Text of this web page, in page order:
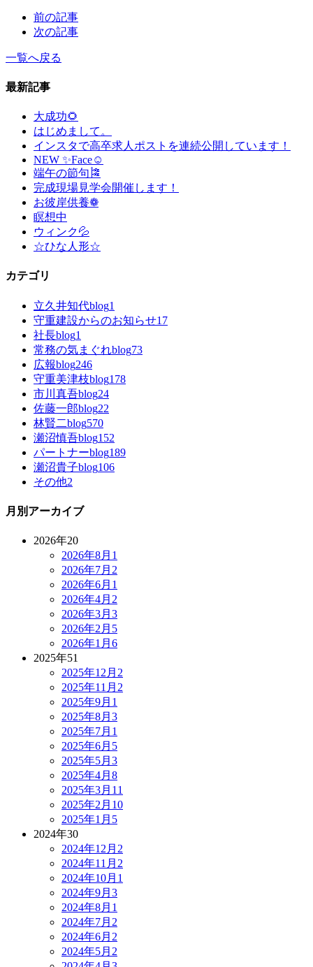
前の記事
次の記事
一覧へ戻る
最新記事
大成功🌻
はじめまして。
インスタで高卒求人ポストを連続公開しています！
NEW ✨Face☺
端午の節句🎏
完成現場見学会開催します！
お彼岸供養❁
瞑想中
ウィンク💦
☆ひな人形☆
カテゴリ
立久井知代blog1
守重建設からのお知らせ17
社長blog1
常務の気まぐれblog73
広報blog246
守重美津枝blog178
市川真吾blog24
佐藤一郎blog22
林賢二blog570
瀬沼慎吾blog152
パートナーblog189
瀬沼貴子blog106
その他2
月別アーカイブ
2026年20
2026年8月 1
2026年7月 2
2026年6月 1
2026年4月 2
2026年3月 3
2026年2月 5
2026年1月 6
2025年51
2025年12月 2
2025年11月 2
2025年9月 1
2025年8月 3
2025年7月 1
2025年6月 5
2025年5月 3
2025年4月 8
2025年3月 11
2025年2月 10
2025年1月 5
2024年30
2024年12月 2
2024年11月 2
2024年10月 1
2024年9月 3
2024年8月 1
2024年7月 2
2024年6月 2
2024年5月 2